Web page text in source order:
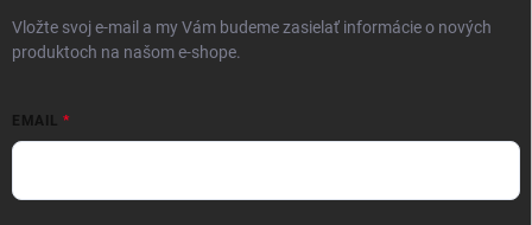
Vložte svoj e-mail a my Vám budeme zasielať informácie o nových
produktoch na našom e-shope.
EMAIL